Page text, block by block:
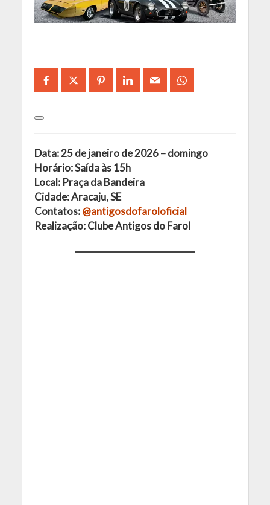
Data: 25 de janeiro de 2026 – domingo
Horário: Saída às 15h
Local: Praça da Bandeira
Cidade: Aracaju, SE
Contatos:@antigosdofaroloficial
Realização: Clube Antigos do Farol